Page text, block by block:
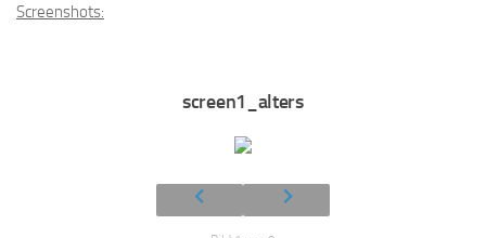
Screenshots:
screen1_alters